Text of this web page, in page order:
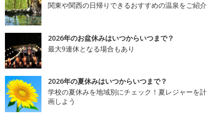
関東や関西の日帰りできるおすすめの温泉をご紹介
2026年のお盆休みはいつからいつまで？
最大9連休となる場合もあり
2026年の夏休みはいつからいつまで？
学校の夏休みを地域別にチェック！夏レジャーを計
画しよう